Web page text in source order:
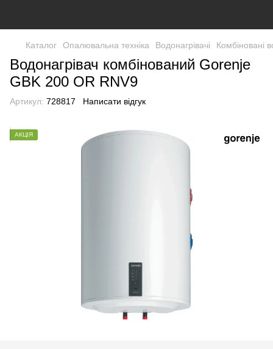
Каталог Опалювальна техніка Водонагрівачі Комбіновані
Водонагрівач комбінований Gorenje
GBK 200 OR RNV9
Артикул: 728817 Написати відгук
АКЦІЯ